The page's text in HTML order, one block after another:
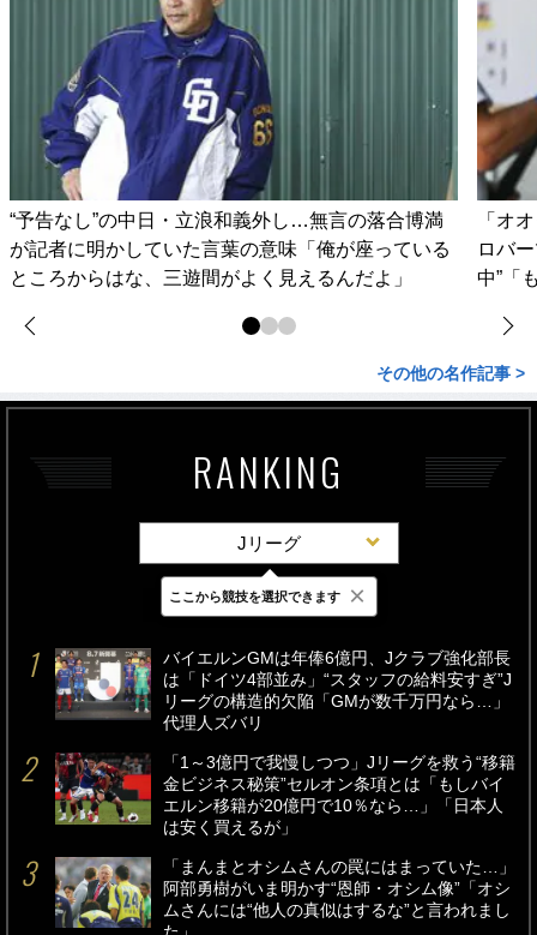
“予告なし”の中日・立浪和義外し…無言の落合博満
が記者に明かしていた言葉の意味「俺が座っている
ところからはな、三遊間がよく見えるんだよ」
「オ
ロバ
中”「
その他の名作記事 >
RANKING
Jリーグ
最新 24時間 週間
バイエルンGMは年俸6億円、Jクラブ強化部長
は「ドイツ4部並み」“スタッフの給料安すぎ”J
リーグの構造的欠陥「GMが数千万円なら…」
代理人ズバリ
「1～3億円で我慢しつつ」Jリーグを救う“移籍
金ビジネス秘策”セルオン条項とは「もしバイ
エルン移籍が20億円で10％なら…」「日本人
は安く買えるが」
「まんまとオシムさんの罠にはまっていた…」
阿部勇樹がいま明かす“恩師・オシム像”「オシ
ムさんには“他人の真似はするな”と言われまし
た」
ここから競技を選択できます ×